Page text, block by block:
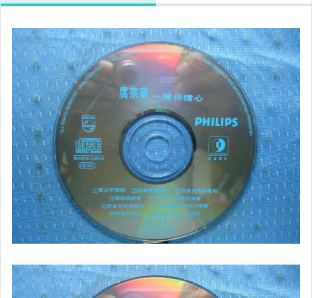
韓語光碟
西洋光碟
相聲國劇光碟
連續據 DVD光碟
電影電視電玩原聲帶
卡拉OK DVD光碟
卡拉OK VCD光碟
DVD演唱會光碟
DVD電影光碟